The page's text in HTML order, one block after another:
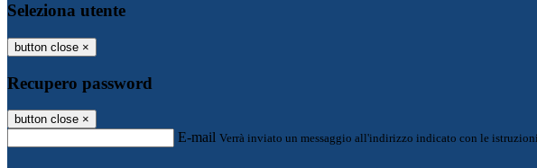
Seleziona utente
button close ×
Recupero password
button close ×
E-mail Verrà inviato un messaggio all'indirizzo indicato con le istruzioni